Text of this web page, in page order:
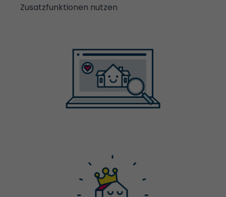
Zusatzfunktionen nutzen